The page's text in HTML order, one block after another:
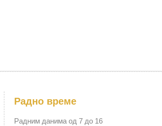
Радно време
Радним данима од 7 до 16